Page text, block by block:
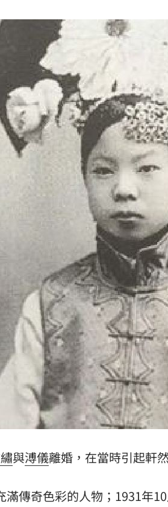
…卡擠扁車頭亡 09:31
式抽高近照曝 09:28
名言」翻車被酸爆 09:25
赴泰拜四面佛 09:24
紅批瞎編歷史 09:22
金成遺孀心酸 09:19
1句醫轟：太瞎 09:18
18:00
7s掀足球熱潮 10:00
星吃美食！ 18:15
與溥儀離婚，在當時引起軒
滿傳奇色彩的人物；1931年